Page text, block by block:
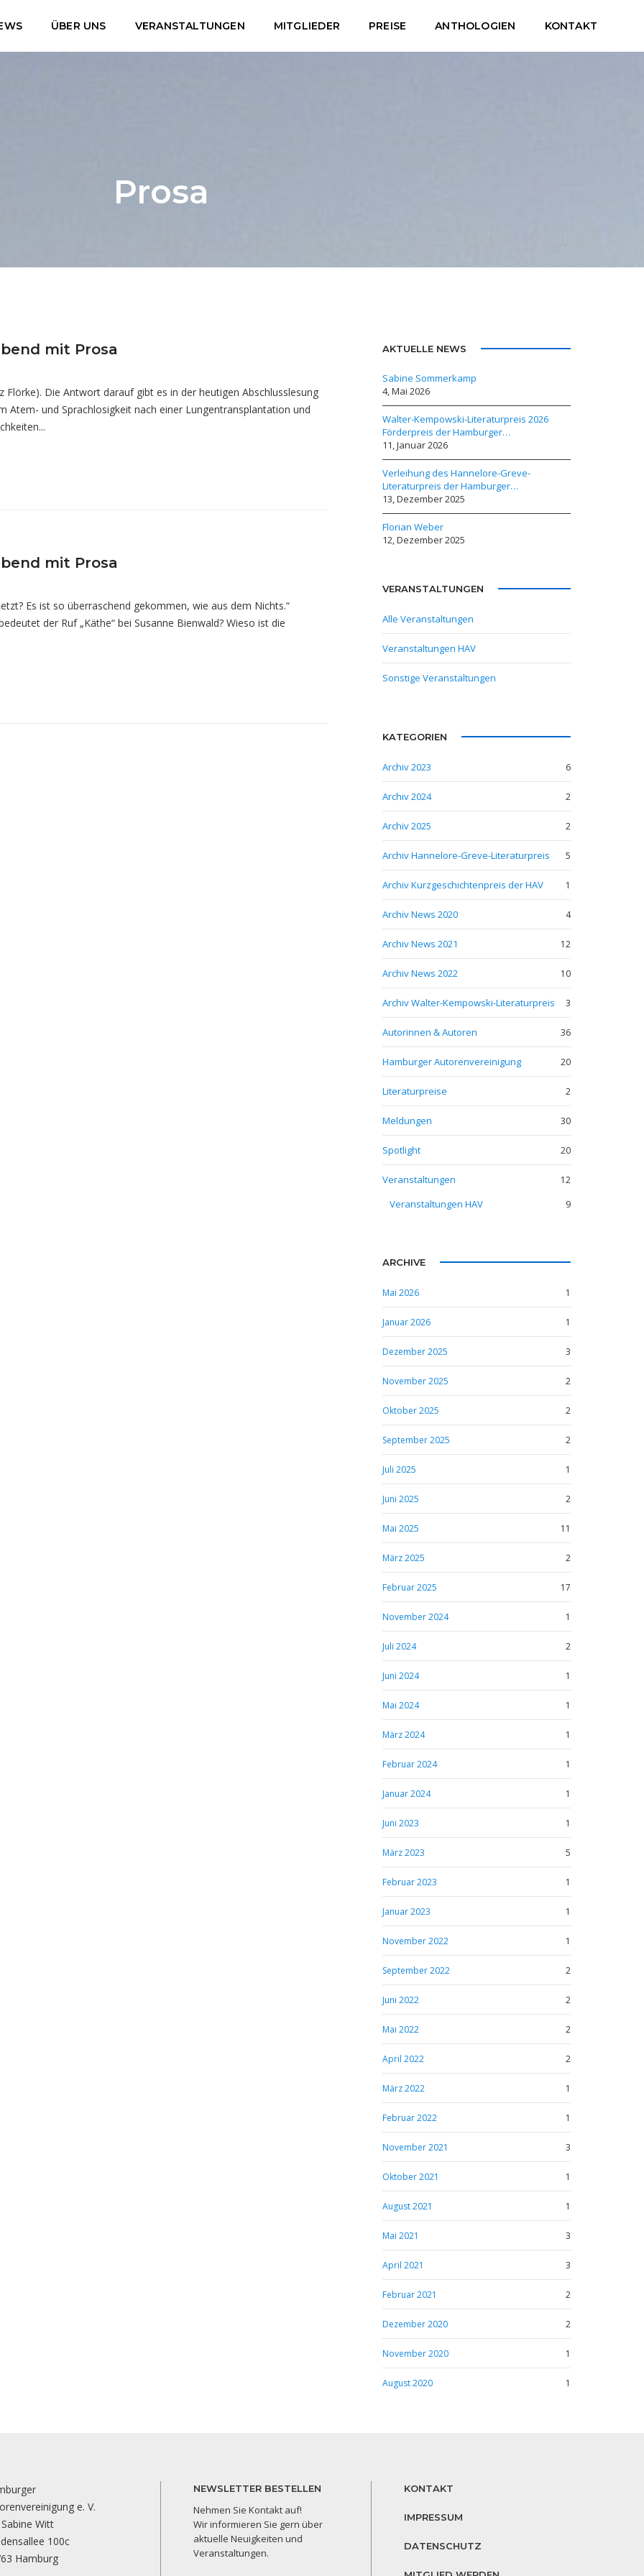
ÜBER UNS VERANSTALTUNGEN MITGLIEDER PREISE ANTHOLOGIEN KONTAKT
Prosa
mit Prosa
Flörke). Die Antwort darauf gibt es in der heutigen Abschlusslesung
Atem- und Sprachlosigkeit nach einer Lungentransplantation und
mit Prosa
Es ist so überraschend gekommen, wie aus dem Nichts.“
der Ruf „Käthe“ bei Susanne Bienwald? Wieso ist die
AKTUELLE NEWS
Sabine Sommerkamp
4, Mai 2026
Walter-Kempowski-Literaturpreis 2026
Förderpreis der Hamburger…
11, Januar 2026
Verleihung des Hannelore-Greve-
Literaturpreis der Hamburger…
13, Dezember 2025
Florian Weber
12, Dezember 2025
VERANSTALTUNGEN
Alle Veranstaltungen
Veranstaltungen HAV
Sonstige Veranstaltungen
KATEGORIEN
Archiv 2023 6
Archiv 2024 2
Archiv 2025 2
Archiv Hannelore-Greve-Literaturpreis 5
Archiv Kurzgeschichtenpreis der HAV 1
Archiv News 2020 4
Archiv News 2021 12
Archiv News 2022 10
Archiv Walter-Kempowski-Literaturpreis 3
Autorinnen & Autoren 36
Hamburger Autorenvereinigung 20
Literaturpreise 2
Meldungen 30
Spotlight 20
Veranstaltungen 12
Veranstaltungen HAV 9
ARCHIVE
Mai 2026 1
Januar 2026 1
Dezember 2025 3
November 2025 2
Oktober 2025 2
September 2025 2
Juli 2025 1
Juni 2025 2
Mai 2025 11
März 2025 2
Februar 2025 17
November 2024 1
Juli 2024 2
Juni 2024 1
Mai 2024 1
März 2024 1
Februar 2024 1
Januar 2024 1
Juni 2023 1
März 2023 5
Februar 2023 1
Januar 2023 1
November 2022 1
September 2022 2
Juni 2022 2
Mai 2022 2
April 2022 2
März 2022 1
Februar 2022 1
November 2021 3
Oktober 2021 1
August 2021 1
Mai 2021 3
April 2021 3
Februar 2021 2
Dezember 2020 2
November 2020 1
August 2020 1
e. V.
Witt
100c
Hamburg
NEWSLETTER BESTELLEN
Nehmen Sie Kontakt auf!
Wir informieren Sie gern über
aktuelle Neuigkeiten und
Veranstaltungen.
KONTAKT
IMPRESSUM
DATENSCHUTZ